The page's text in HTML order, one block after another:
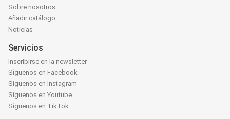
Sobre nosotros
Añadir catálogo
Noticias
Servicios
Inscribirse en la newsletter
Síguenos en Facebook
Síguenos en Instagram
Síguenos en Youtube
Síguenos en TikTok